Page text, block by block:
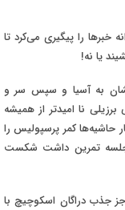
خبرها را پیگیری می‌کرد تا
یا نه!
به آسیا و سپس سر و
نا امیدتر از همیشه
حاشیه‌ها کمر پرسپولیس را
تمرین داشت شکست
جذب دراگان اسکوچیچ با